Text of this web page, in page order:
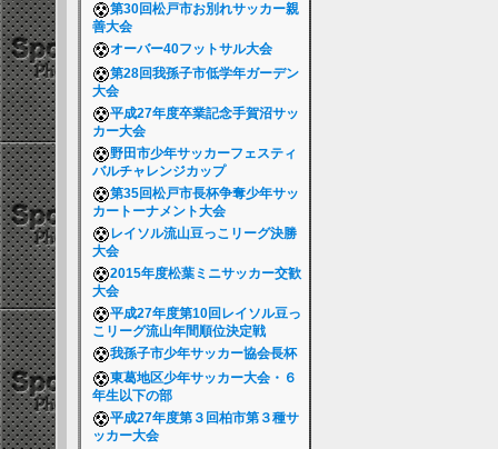
第30回松戸市お別れサッカー親
善大会
オーバー40フットサル大会
第28回我孫子市低学年ガーデン
大会
平成27年度卒業記念手賀沼サッ
カー大会
野田市少年サッカーフェスティ
バルチャレンジカップ
第35回松戸市長杯争奪少年サッ
カートーナメント大会
レイソル流山豆っこリーグ決勝
大会
2015年度松葉ミニサッカー交歓
大会
平成27年度第10回レイソル豆っ
こリーグ流山年間順位決定戦
我孫子市少年サッカー協会長杯
東葛地区少年サッカー大会・６
年生以下の部
平成27年度第３回柏市第３種サ
ッカー大会